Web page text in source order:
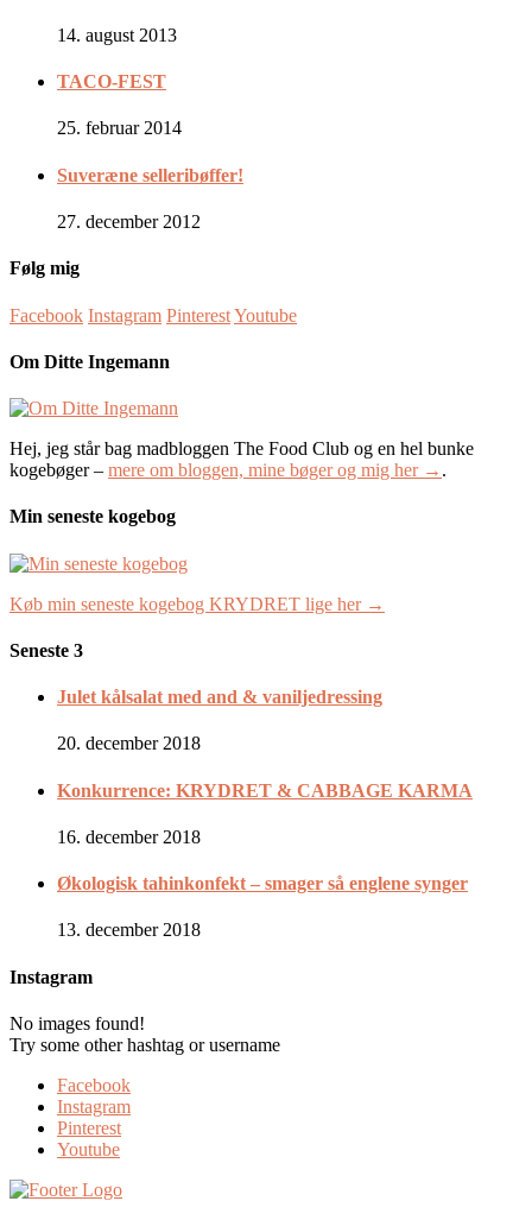
14. august 2013
TACO-FEST
25. februar 2014
Suveræne selleribøffer!
27. december 2012
Følg mig
Facebook Instagram PinterestYoutube
Om Ditte Ingemann
Hej, jeg står bag madbloggen The Food Club og en hel bunke
kogebøger – mere om bloggen, mine bøger og mig her → .
Min seneste kogebog
Køb min seneste kogebog KRYDRET lige her →
Seneste 3
Julet kålsalat med and & vaniljedressing
20. december 2018
Konkurrence: KRYDRET & CABBAGE KARMA
16. december 2018
Økologisk tahinkonfekt – smager så englene synger
13. december 2018
Instagram
No images found!
Try some other hashtag or username
Facebook
Instagram
Pinterest
Youtube